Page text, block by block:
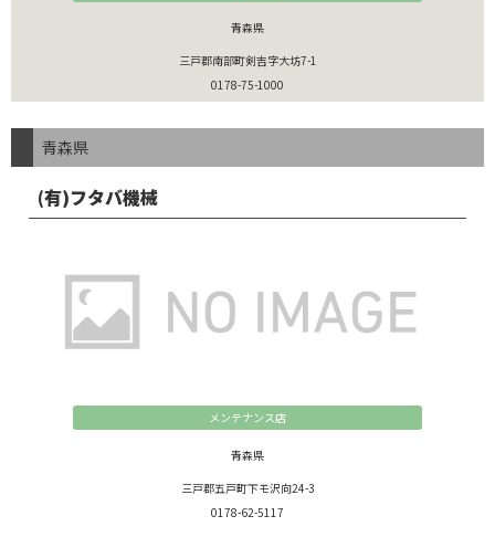
青森県
三戸郡南部町剣吉字大坊7-1
0178-75-1000
青森県
(有)フタバ機械
メンテナンス店
青森県
三戸郡五戸町下モ沢向24-3
0178-62-5117